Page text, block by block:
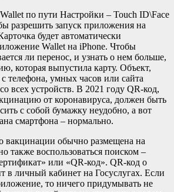
по пути Настройки – Touch ID\Face
разрешить запуск приложения на
будет автоматически
Wallet на iPhone. Чтобы
ли перенос, и узнать о нем больше,
которая выпустила карту. Объект,
телефона, умных часов или сайта
всех устройств. В 2021 году QR-код,
от коронавируса, должен быть
с собой бумажку неудобно, а вот
смартфона – нормально.
вакцинации обычно размещена на
также воспользоваться поиском –
или «QR-код». QR-код о
в личный кабинет на Госуслугах. Если
то ничего придумывать не